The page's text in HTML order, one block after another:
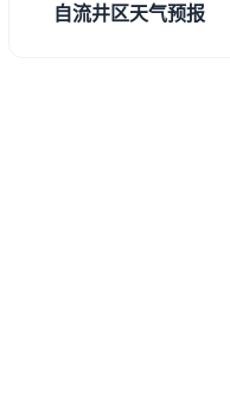
自流井区天气预报